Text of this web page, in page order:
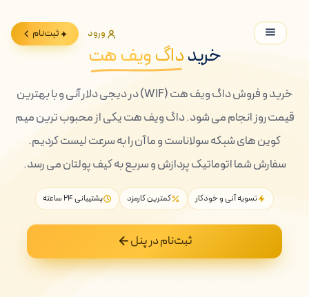
ورود ثبت‌نام
خریدداگ ویف هت
خرید و فروش داگ ویف هت (WIF) در دیجی دلار آنی و با بهترین
قیمت روز انجام می شود. داگ ویف هت یکی از محبوب ترین میم
کوین های شبکه سولاناست و ما آن را به سرعت لیست کردیم.
سفارش شما اتوماتیک پردازش و سریع به کیف پولتان می رسد.
تسویه آنی و خودکار کمترین کارمزد پشتیبانی ۲۴ ساعته
ثبت‌نام در پنل